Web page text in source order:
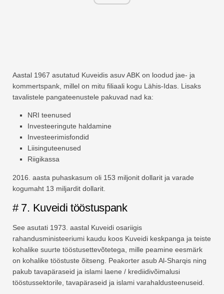
Aastal 1967 asutatud Kuveidis asuv ABK on loodud jae- ja
kommertspank, millel on mitu filiaali kogu Lähis-Idas. Lisaks
tavalistele pangateenustele pakuvad nad ka:
NRI teenused
Investeeringute haldamine
Investeerimisfondid
Liisinguteenused
Riigikassa
2016. aasta puhaskasum oli 153 miljonit dollarit ja varade
kogumaht 13 miljardit dollarit.
# 7. Kuveidi tööstuspank
See asutati 1973. aastal Kuveidi osariigis
rahandusministeeriumi kaudu koos Kuveidi keskpanga ja teiste
kohalike suurte tööstusettevõtetega, mille peamine eesmärk
on kohalike tööstuste õitseng. Peakorter asub Al-Sharqis ning
pakub tavapäraseid ja islami laene / krediidivõimalusi
tööstussektorile, tavapäraseid ja islami varahaldusteenuseid.